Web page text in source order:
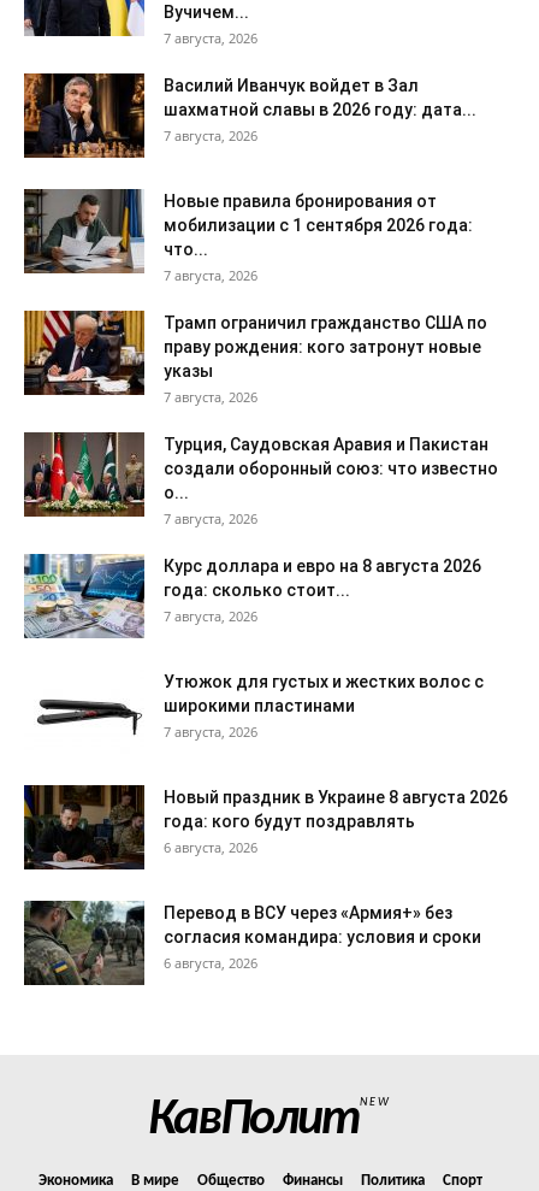
Вучичем...
7 августа, 2026
Василий Иванчук войдет в Зал
шахматной славы в 2026 году: дата...
7 августа, 2026
Новые правила бронирования от
мобилизации с 1 сентября 2026 года:
что...
7 августа, 2026
Трамп ограничил гражданство США по
праву рождения: кого затронут новые
указы
7 августа, 2026
Турция, Саудовская Аравия и Пакистан
создали оборонный союз: что известно
о...
7 августа, 2026
Курс доллара и евро на 8 августа 2026
года: сколько стоит...
7 августа, 2026
Утюжок для густых и жестких волос с
широкими пластинами
7 августа, 2026
Новый праздник в Украине 8 августа 2026
года: кого будут поздравлять
6 августа, 2026
Перевод в ВСУ через «Армия+» без
согласия командира: условия и сроки
6 августа, 2026
КавПолитNEW
Экономика В мире Общество Финансы Политика
Спорт